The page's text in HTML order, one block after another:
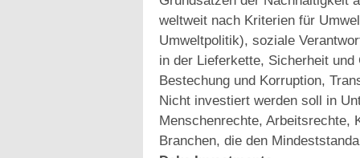
weltweit nach Kriterien für
Umweltpolitik), soziale
in der Lieferkette, Sicherheit
Bestechung und Korruption,
Nicht investiert werden soll in
Menschenrechte, Arbeitsrechte,
Branchen, die den